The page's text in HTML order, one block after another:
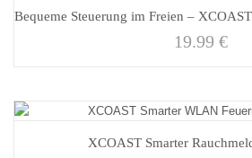
19.99 €
XCOAST Smarter